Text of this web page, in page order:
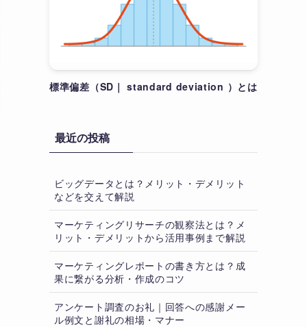
標準偏差（SD｜ standard deviation ）とは
最近の投稿
ビッグデータとは？メリット・デメリット
などを交えて解説
マーケティングリサーチの観察法とは？メ
リット・デメリットから活用事例まで解説
マーケティングレポートの書き方とは？成
果に繋がる分析・作成のコツ
アンケート調査のお礼｜回答への感謝メー
ル例文と謝礼の相場・マナー